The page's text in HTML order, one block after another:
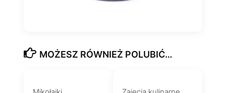
MOŻESZ RÓWNIEŻ POLUBIĆ…